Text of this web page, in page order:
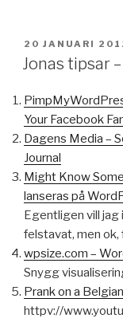
PUBLICERAT
20 JANUARI
Jonas tipsar
Your Facebook
Dagens Media –
Journal
Might Know
lanseras på
Egentligen vill jag
felstavat, men ok,
wpsize.com –
Snygg
Prank on a
httpv://